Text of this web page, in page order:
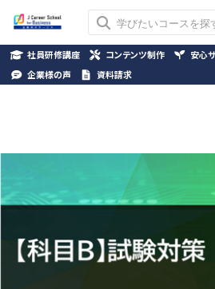
社員研修講座 コンテンツ制作
安心
企業様の声
資料請求